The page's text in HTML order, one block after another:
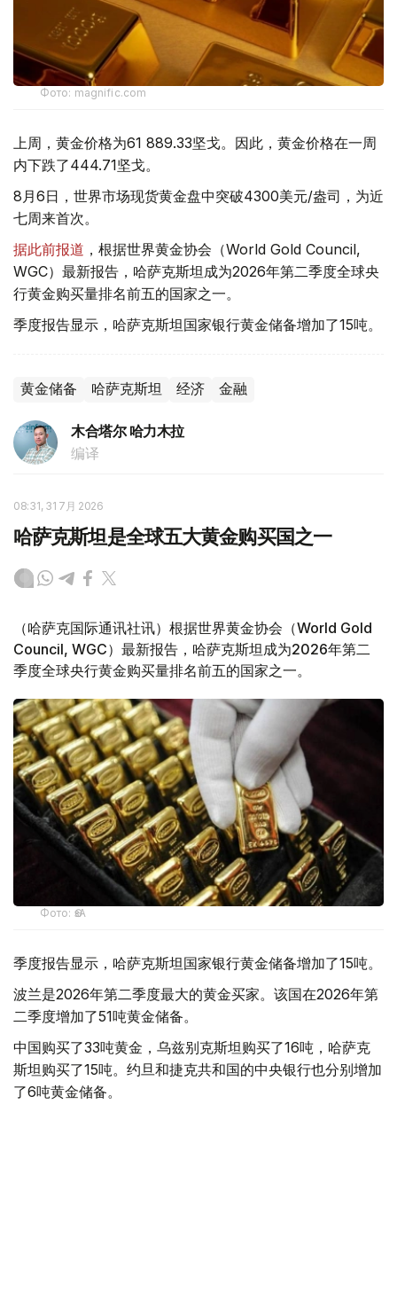
Фото: magnific.com
上周，黄金价格为61 889.33坚戈。因此，黄金价格在一周
内下跌了444.71坚戈。
8月6日，世界市场现货黄金盘中突破4300美元/盎司，为近
七周来首次。
据此前报道 ，根据世界黄金协会（World Gold Council,
WGC）最新报告，哈萨克斯坦成为2026年第二季度全球央
行黄金购买量排名前五的国家之一。
季度报告显示，哈萨克斯坦国家银行黄金储备增加了15吨。
黄金储备 哈萨克斯坦 经济 金融
木合塔尔 哈力木拉
编译
08:31, 31 7月 2026
哈萨克斯坦是全球五大黄金购买国之一
（哈萨克国际通讯社讯）根据世界黄金协会（World Gold
Council, WGC）最新报告，哈萨克斯坦成为2026年第二
季度全球央行黄金购买量排名前五的国家之一。
Фото: ӨзА
季度报告显示，哈萨克斯坦国家银行黄金储备增加了15吨。
波兰是2026年第二季度最大的黄金买家。该国在2026年第
二季度增加了51吨黄金储备。
中国购买了33吨黄金，乌兹别克斯坦购买了16吨，哈萨克
斯坦购买了15吨。约旦和捷克共和国的中央银行也分别增加
了6吨黄金储备。